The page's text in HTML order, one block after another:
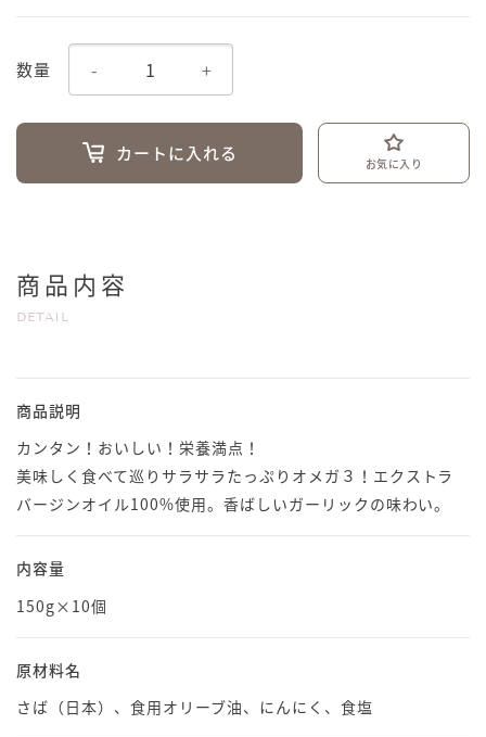
数量 - +
カートに入れる お気に入り
商品内容
DETAIL
商品説明
カンタン！おいしい！栄養満点！
美味しく食べて巡りサラサラたっぷりオメガ３！エクストラ
バージンオイル100%使用。香ばしいガーリックの味わい。
内容量
150g×10個
原材料名
さば（日本）、食用オリーブ油、にんにく、食塩